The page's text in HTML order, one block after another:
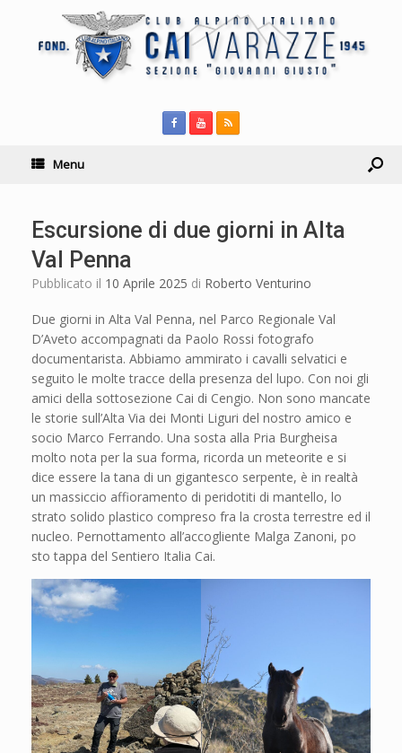
Menu
Escursione di due giorni in Alta
Val Penna
Pubblicato il 10 Aprile 2025 di Roberto Venturino
Due giorni in Alta Val Penna, nel Parco Regionale Val
D’Aveto accompagnati da Paolo Rossi fotografo
documentarista. Abbiamo ammirato i cavalli selvatici e
seguito le molte tracce della presenza del lupo. Con noi gli
amici della sottosezione Cai di Cengio. Non sono mancate
le storie sull’Alta Via dei Monti Liguri del nostro amico e
socio Marco Ferrando. Una sosta alla Pria Burgheisa
molto nota per la sua forma, ricorda un meteorite e si
dice essere la tana di un gigantesco serpente, è in realtà
un massiccio affioramento di peridotiti di mantello, lo
strato solido plastico compreso fra la crosta terrestre ed il
nucleo. Pernottamento all’accogliente Malga Zanoni, po
sto tappa del Sentiero Italia Cai.